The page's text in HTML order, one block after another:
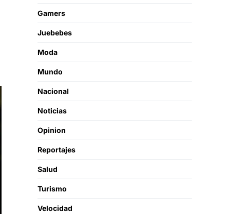
Gamers
Juebebes
Moda
Mundo
Nacional
Noticias
Opinion
Reportajes
Salud
Turismo
Velocidad